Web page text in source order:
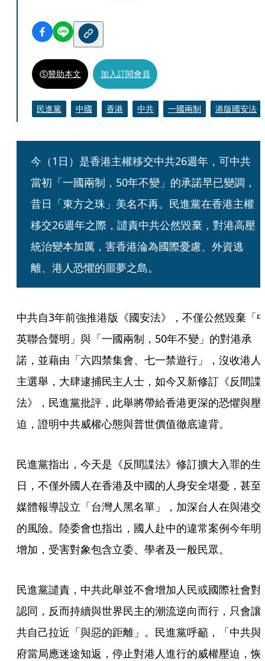
贊助本文 加入訂閱會員
民進黨 中國 香港 中共 一國兩制 港版國安法
今（1日）是香港主權移交中共26週年，可中共
當初「一國兩制，50年不變」的承諾早已變調，
昔日「東方之珠」美名不再。民進黨在香港主權
移交26週年之際，譴責中共公然毀棄，對港高壓
統治變本加厲，害香港淪為國際憂慮、外資逃
離、港人恐懼的噩夢之島。
中共自3年前強推港版《國安法》，不僅公然毀棄「
英聯合聲明」與「一國兩制，50年不變」的對港承
諾，並藉由「六四禁集會、七一禁遊行」，沒收港人
主選舉，大肆逮捕民主人士，如今又新修訂《反間諜
法》，民進黨批評，此舉將帶給香港更深的恐懼與壓
迫，證明中共威權心態與普世價值徹底違背。
民進黨指出，今天是《反間諜法》修訂擴大入罪的生
日，不僅外國人在香港及中國的人身安全堪憂，甚至
媒體報導設立「台灣人黑名單」，加深台人在與港交
的風險。陸委會也指出，國人赴中的違常案例今年明
增加，受害對象包含立委、學者及一般民眾。
民進黨譴責，中共此舉並不會增加人民或國際社會對
認同，反而持續與世界民主的潮流逆向而行，只會讓
共自己拉近「與惡的距離」。民進黨呼籲，「中共與
府當局應迷途知返，停止對港人進行的威權壓迫，恢